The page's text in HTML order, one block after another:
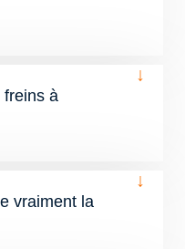
freins à
↓
vraiment la
↓